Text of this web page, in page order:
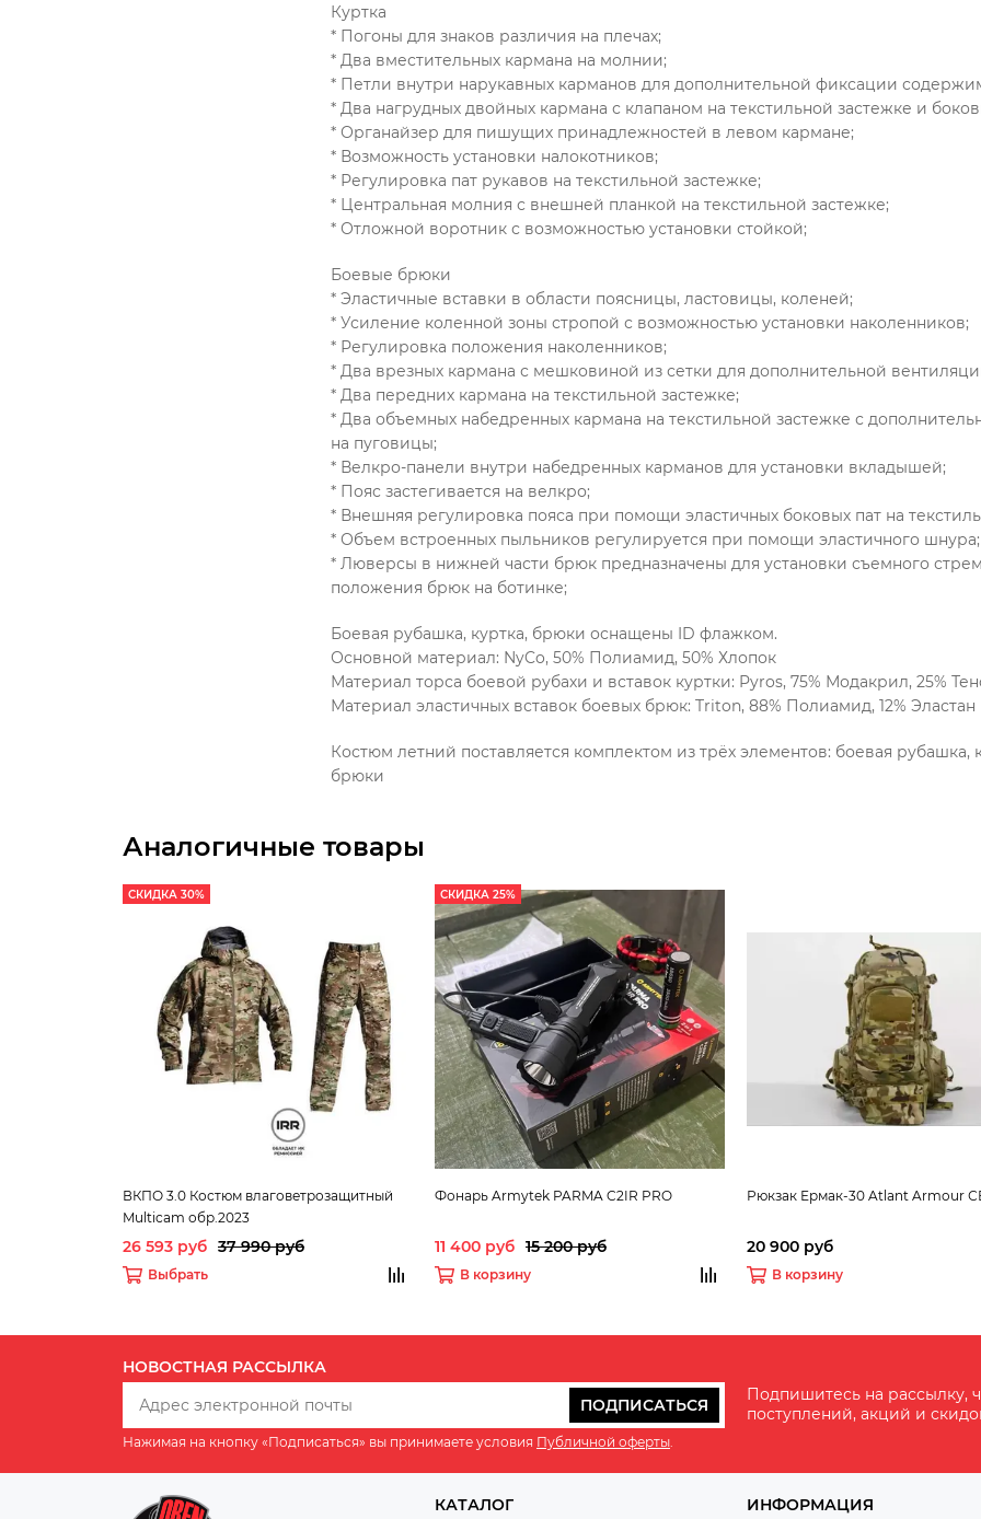
Куртка
* Погоны для знаков различия на плечах;
* Два вместительных кармана на молнии;
* Петли внутри нарукавных карманов для дополнительной фиксации
* Два нагрудных двойных кармана с клапаном на текстильной застежке и
* Органайзер для пишущих принадлежностей в левом кармане;
* Возможность установки налокотников;
* Регулировка пат рукавов на текстильной застежке;
* Центральная молния с внешней планкой на текстильной застежке;
* Отложной воротник с возможностью установки стойкой;
Боевые брюки
* Эластичные вставки в области поясницы, ластовицы, коленей;
* Усиление коленной зоны стропой с возможностью установки наколенников;
* Регулировка положения наколенников;
* Два врезных кармана с мешковиной из сетки для дополнительной
* Два передних кармана на текстильной застежке;
* Два объемных набедренных кармана на текстильной застежке с
на пуговицы;
* Велкро-панели внутри набедренных карманов для установки вкладышей;
* Пояс застегивается на велкро;
* Внешняя регулировка пояса при помощи эластичных боковых пат на
* Объем встроенных пыльников регулируется при помощи эластичного шнура;
* Люверсы в нижней части брюк предназначены для установки съемного
положения брюк на ботинке;
Боевая рубашка, куртка, брюки оснащены ID флажком.
Основной материал: NyCo, 50% Полиамид, 50% Хлопок
Материал торса боевой рубахи и вставок куртки: Pyros, 75% Модакрил, 25%
Материал эластичных вставок боевых брюк: Triton, 88% Полиамид, 12% Эластан
Костюм летний поставляется комплектом из трёх элементов: боевая рубашка,
брюки
Аналогичные товары
СКИДКА 30%
ВКПО 3.0 Костюм влаговетрозащитный
Multicam обр.2023
26 593 руб 37 990 руб
Выбрать
СКИДКА 25%
Фонарь Armytek PARMA C2IR PRO
11 400 руб 15 200 руб
В корзину
Рюкзак Ермак-30 Atlant Armour
20 900 руб
В корзину
НОВОСТНАЯ РАССЫЛКА
ПОДПИСАТЬСЯ
Нажимая на кнопку «Подписаться» вы принимаете условия Публичной оферты.
Подпишитесь на рассылку,
поступлений, акций и
КАТАЛОГ
ИНФОРМАЦИЯ